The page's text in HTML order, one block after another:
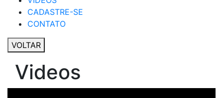
CADASTRE-SE
CONTATO
VOLTAR
Videos